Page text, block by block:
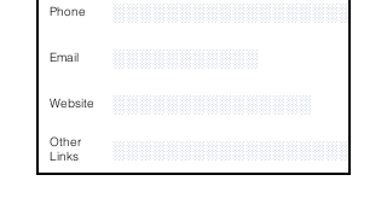
Phone
Email ░░░░░░░░░░░
Website ░░░░░░░░░░░░░░░
Other
Links